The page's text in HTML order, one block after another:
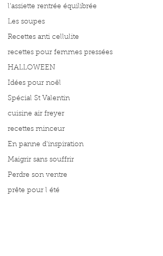
l'assiette rentrée équilibrée
Les soupes
Recettes anti cellulite
recettes pour femmes pressées
HALLOWEEN
Idées pour noël
Spécial St Valentin
cuisine air freyer
recettes minceur
En panne d'inspiration
Maigrir sans souffrir
Perdre son ventre
prête pour l été